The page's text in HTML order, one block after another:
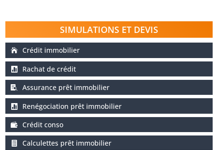
SIMULATIONS ET DEVIS
Crédit immobilier
Rachat de crédit
Assurance prêt immobilier
Renégociation prêt immobilier
Crédit conso
Calculettes prêt immobilier